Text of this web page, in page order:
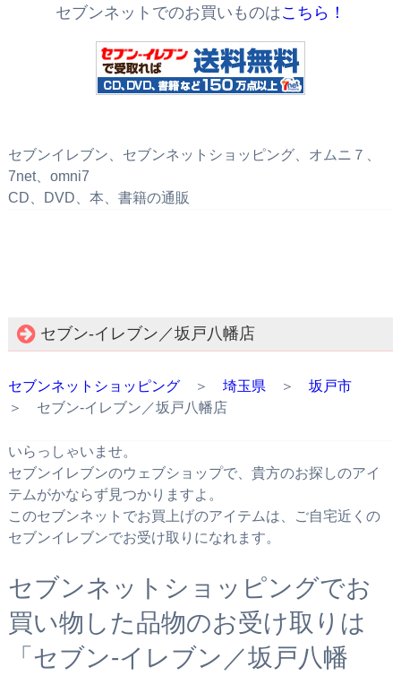
セブンネットでのお買いものはこちら！
セブンイレブン、セブンネットショッピング、オムニ７、
7net、omni7
CD、DVD、本、書籍の通販
セブン‐イレブン／坂戸八幡店
セブンネットショッピング＞ 埼玉県＞ 坂戸市
＞ セブン‐イレブン／坂戸八幡店
いらっしゃいませ。
セブンイレブンのウェブショップで、貴方のお探しのアイ
テムがかならず見つかりますよ。
このセブンネットでお買上げのアイテムは、ご自宅近くの
セブンイレブンでお受け取りになれます。
セブンネットショッピングでお
買い物した品物のお受け取りは
「セブン‐イレブン／坂戸八幡